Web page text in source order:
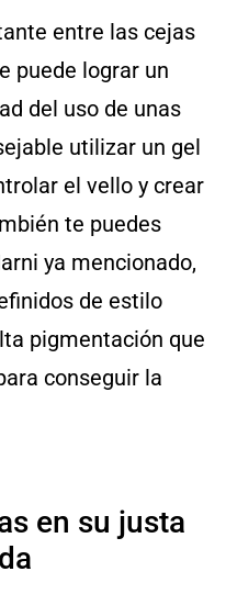
entre las cejas
puede lograr un
del uso de unas
utilizar un gel
el vello y crear
te puedes
ya mencionado,
de estilo
pigmentación que
conseguir la
en su justa